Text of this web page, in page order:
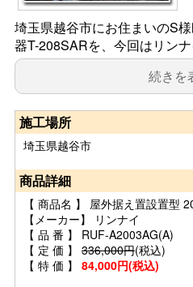
埼玉県越谷市にお住まいのS
器T-208SARを、今回はリン
続きを
施工場所
埼玉県越谷市
商品詳細
【 商品名 】 屋外据え置設置型
【メーカー】 リンナイ
【 品 番 】 RUF-A2003AG(A)
【 定 価 】 336,000円(税込)
【 特 価 】 84,000円(税込)